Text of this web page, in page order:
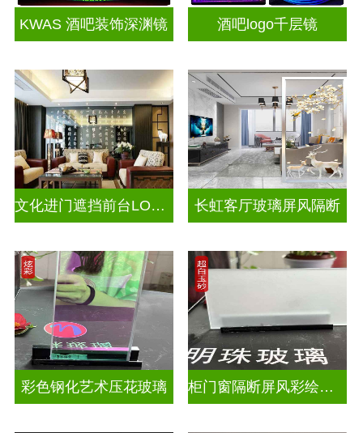
KWAS 酒吧装饰深渊镜 酒吧logo千层镜
文化进门遮挡前台LOGO电视玻璃背景墙 长虹客厅玻璃屏风隔断
彩色钢化艺术压花玻璃 柜门窗隔断屏风彩绘压花玻璃